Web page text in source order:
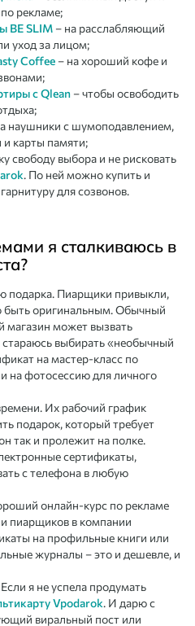
рекламе;
BE SLIM – на расслабляющий
уход за лицом;
Coffee – на хороший кофе и
с Qlean – чтобы освободить
наушники с шумоподавлением,
и карты памяти;
свободу выбора и не рисковать
. По ней можно купить и
для созвонов.
я сталкиваюсь в
подарка. Пиарщики привыкли,
быть оригинальным. Обычный
магазин может вызвать
выбирать «необычный
на мастер-класс по
на фотосессию для личного
Их рабочий график
подарок, который требует
так и пролежит на полке.
сертификаты,
с телефона в любую
онлайн-курс по рекламе
пиарщиков в компании
на профильные книги или
журналы – это и дешевле, и
я не успела продумать
Vpodarok. И дарю с
виральный пост или